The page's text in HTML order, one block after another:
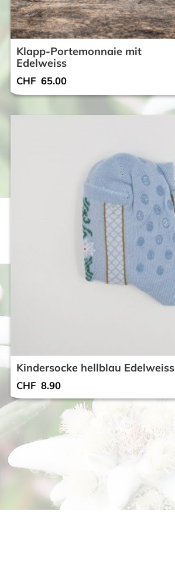
Klapp-Portemonnaie mit
Edelweiss
CHF 65.00
Kindersocke hellblau Edelweiss
CHF 8.90